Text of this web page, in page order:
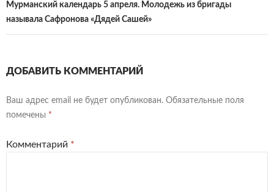
Мурманский календарь 5 апреля. Молодежь из бригады
называла Сафронова «Дядей Сашей»
ДОБАВИТЬ КОММЕНТАРИЙ
Ваш адрес email не будет опубликован. Обязательные поля
помечены *
Комментарий *